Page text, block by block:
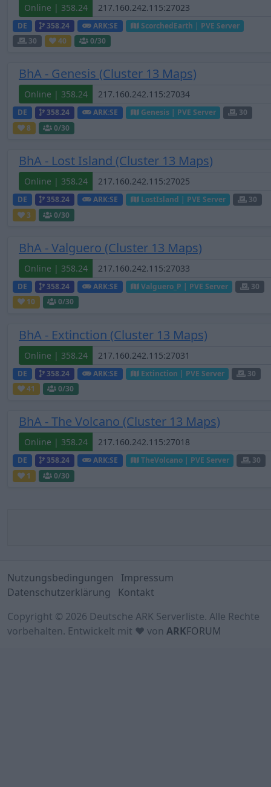
Online | 358.24
DE 358.24 ARK:SE
ScorchedEarth | PVE Server
30
40 0/30
BhA - Genesis (Cluster 13 Maps)
Online | 358.24
DE 358.24 ARK:SE Genesis | PVE Server
30
8
0/30
BhA - Lost Island (Cluster 13 Maps)
Online | 358.24
DE 358.24 ARK:SE LostIsland | PVE Server
30
3
0/30
BhA - Valguero (Cluster 13 Maps)
Online | 358.24
DE 358.24 ARK:SE Valguero_P | PVE Server
30
10
0/30
BhA - Extinction (Cluster 13 Maps)
Online | 358.24
DE 358.24 ARK:SE Extinction | PVE Server
30
41
0/30
BhA - The Volcano (Cluster 13 Maps)
Online | 358.24
DE 358.24 ARK:SE TheVolcano | PVE Server
30
1
0/30
Nutzungsbedingungen
Impressum
Datenschutzerklärung
Kontakt
Copyright © 2026 Deutsche ARK Serverliste. Alle Rechte
vorbehalten. Entwickelt mit ♥ von ARKFORUM